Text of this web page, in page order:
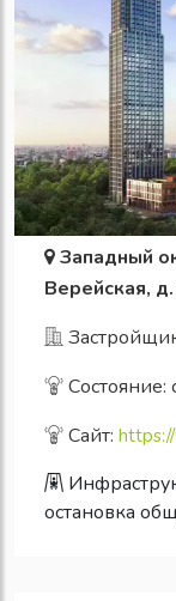
Западный
Верейская,
Состояние:
Сайт:
остановка